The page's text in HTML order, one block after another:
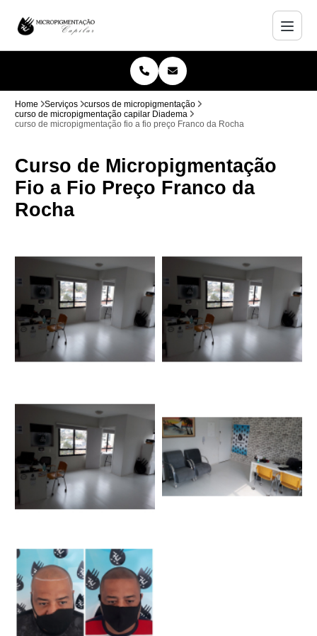
Home Serviços
cursos de micropigmentação
curso de micropigmentação capilar Diadema
curso de micropigmentação fio a fio preço Franco da Rocha
Curso de Micropigmentação
Fio a Fio Preço Franco da
Rocha